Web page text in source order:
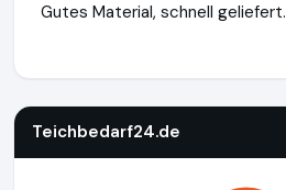
Gutes Material, schnell geliefert.
Teichbedarf24.de